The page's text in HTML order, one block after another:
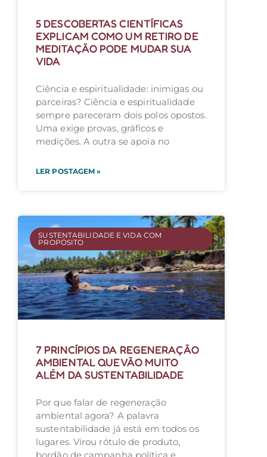
5 DESCOBERTAS CIENTÍFICAS
EXPLICAM COMO UM RETIRO DE
MEDITAÇÃO PODE MUDAR SUA
VIDA
Ciência e espiritualidade: inimigas ou
parceiras? Ciência e espiritualidade
sempre pareceram dois polos opostos.
Uma exige provas, gráficos e
medições. A outra se apoia no
LER POSTAGEM »
SUSTENTABILIDADE E VIDA COM
PROPÓSITO
7 PRINCÍPIOS DA REGENERAÇÃO
AMBIENTAL QUE VÃO MUITO
ALÉM DA SUSTENTABILIDADE
Por que falar de regeneração
ambiental agora? A palavra
sustentabilidade já está em todos os
lugares. Virou rótulo de produto,
bordão de campanha política e